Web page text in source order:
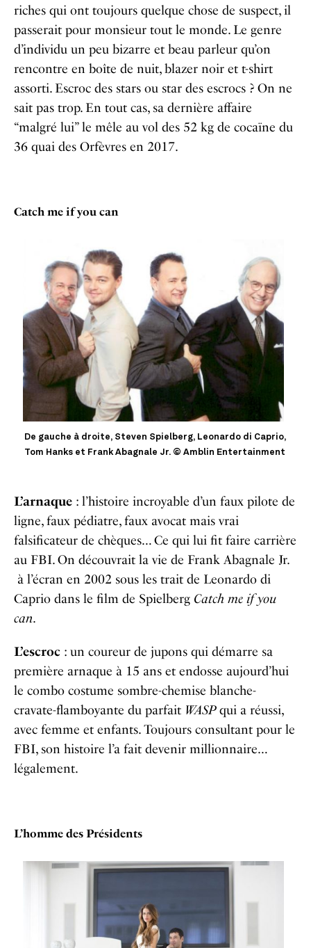
riches qui ont toujours quelque chose de suspect, il
passerait pour monsieur tout le monde. Le genre
d’individu un peu bizarre et beau parleur qu’on
rencontre en boîte de nuit, blazer noir et t-shirt
assorti. Escroc des stars ou star des escrocs ? On ne
sait pas trop. En tout cas, sa dernière affaire
“malgré lui” le mêle au vol des 52 kg de cocaïne du
36 quai des Orfèvres en 2017.
Catch me if you can
De gauche à droite, Steven Spielberg, Leonardo di Caprio,
Tom Hanks et Frank Abagnale Jr. © Amblin Entertainment
L’arnaque : l’histoire incroyable d’un faux pilote de
ligne, faux pédiatre, faux avocat mais vrai
falsificateur de chèques… Ce qui lui fit faire carrière
au FBI. On découvrait la vie de Frank Abagnale Jr.
à l’écran en 2002 sous les trait de Leonardo di
Caprio dans le film de Spielberg Catch me if you
can.
L’escroc : un coureur de jupons qui démarre sa
première arnaque à 15 ans et endosse aujourd’hui
le combo costume sombre-chemise blanche-
cravate-flamboyante du parfait WASPqui a réussi,
avec femme et enfants. Toujours consultant pour le
FBI, son histoire l’a fait devenir millionnaire…
légalement.
L’homme des Présidents